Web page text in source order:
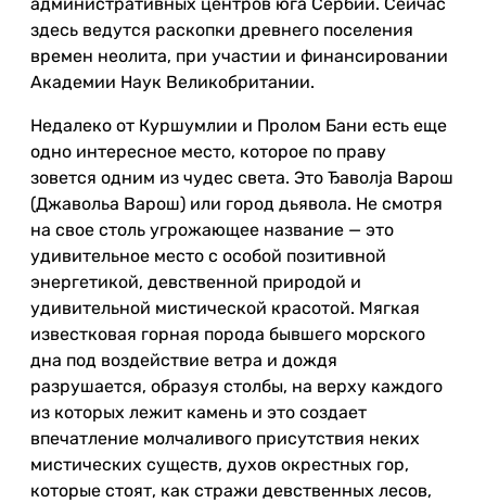
здесь ведутся раскопки древнего поселения
времен неолита, при участии и финансировании
Академии Наук Великобритании.
Недалеко от Куршумлии и Пролом Бани есть еще
одно интересное место, которое по праву
зовется одним из чудес света. Это Ђаволја Варош
(Джавольа Варош) или город дьявола. Не смотря
на свое столь угрожающее название — это
удивительное место с особой позитивной
энергетикой, девственной природой и
удивительной мистической красотой. Мягкая
известковая горная порода бывшего морского
дна под воздействие ветра и дождя
разрушается, образуя столбы, на верху каждого
из которых лежит камень и это создает
впечатление молчаливого присутствия неких
мистических существ, духов окрестных гор,
которые стоят, как стражи девственных лесов,